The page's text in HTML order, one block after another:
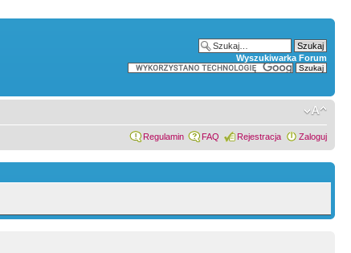
Wyszukiwarka Forum
Regulamin FAQ Rejestracja Zaloguj